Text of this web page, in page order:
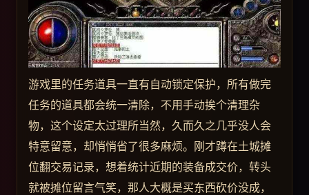
游戏里的任务道具一直有自动锁定保护，所有做完
任务的道具都会统一清除，不用手动挨个清理杂
物，这个设定太过理所当然，久而久之几乎没人会
特意留意，却悄悄省了很多麻烦。刚才蹲在土城摊
位翻交易记录，想着统计近期的装备成交价，转头
就被摊位留言气笑，那人大概是买东西砍价没成，